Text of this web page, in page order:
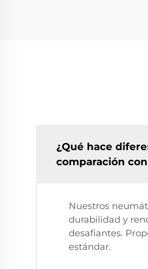
¿Qué hace
comparación
Nuestros
durabilidad y
desafiantes.
estándar.